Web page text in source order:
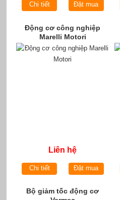
Chi tiết Đặt mua
Động cơ công nghiệp
Marelli Motori
Liên hệ
Chi tiết Đặt mua
Bộ giảm tốc động cơ